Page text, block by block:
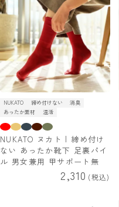
NUKATO 締め付けない
消臭
あったか素材
温活
NUKATO ヌカト | 締め付け
ない あったか靴下 足裏パイ
ル 男女兼用 甲サポート無
2,310 税込